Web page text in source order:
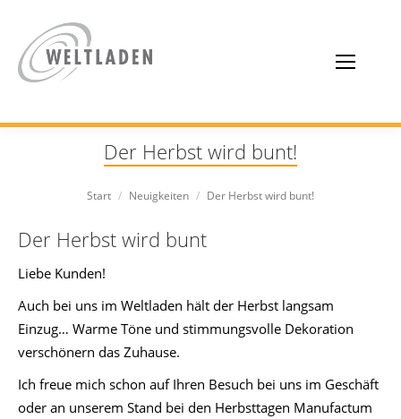
Der Herbst wird bunt!
Sie befinden sich hier:
Start Neuigkeiten Der Herbst wird bunt!
Der Herbst wird bunt
Liebe Kunden!
Auch bei uns im Weltladen hält der Herbst langsam
Einzug… Warme Töne und stimmungsvolle Dekoration
verschönern das Zuhause.
Ich freue mich schon auf Ihren Besuch bei uns im Geschäft
oder an unserem Stand bei den Herbsttagen Manufactum